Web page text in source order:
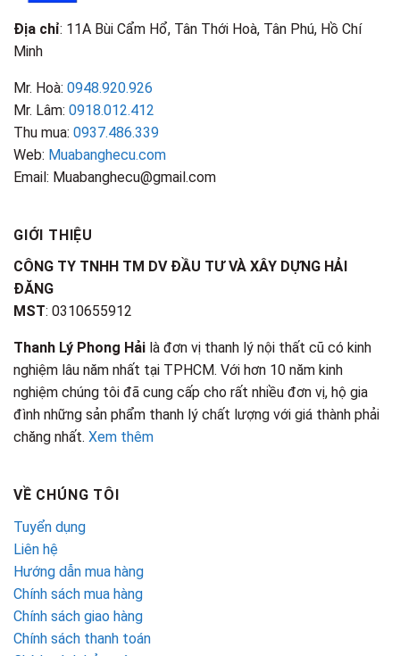
Địa chỉ: 11A Bùi Cẩm Hổ, Tân Thới Hoà, Tân Phú, Hồ Chí
Minh
Mr. Hoà: 0948.920.926
Mr. Lâm: 0918.012.412
Thu mua: 0937.486.339
Web: Muabanghecu.com
Email: Muabanghecu@gmail.com
GIỚI THIỆU
CÔNG TY TNHH TM DV ĐẦU TƯ VÀ XÂY DỰNG HẢI
ĐĂNG
MST: 0310655912
Thanh Lý Phong Hải là đơn vị thanh lý nội thất cũ có kinh
nghiệm lâu năm nhất tại TPHCM. Với hơn 10 năm kinh
nghiệm chúng tôi đã cung cấp cho rất nhiều đơn vị, hộ gia
đình những sản phẩm thanh lý chất lượng với giá thành phải
chăng nhất. Xem thêm
VỀ CHÚNG TÔI
Tuyển dụng
Liên hệ
Hướng dẫn mua hàng
Chính sách mua hàng
Chính sách giao hàng
Chính sách thanh toán